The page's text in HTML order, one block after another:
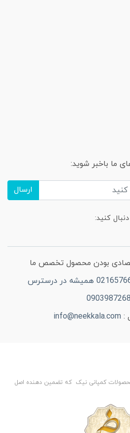
ما باخبر شوید:
ارسال
کنید:
بودن محصول تخصص ما
02165766895 همیشه در درسترس
:
info@neekkala.com
کمپانی نیک که تضمین دهنده اصل